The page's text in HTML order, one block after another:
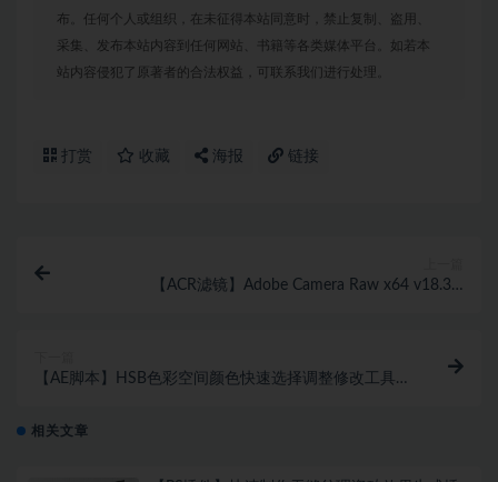
布。任何个人或组织，在未征得本站同意时，禁止复制、盗用、
采集、发布本站内容到任何网站、书籍等各类媒体平台。如若本
站内容侵犯了原著者的合法权益，可联系我们进行处理。
打赏 收藏 海报 链接
【ACR滤镜】Adobe Camera Raw x64 v18.3.2
【AE脚本】HSB色彩空间颜色快速选择调整修改工具
相关文章